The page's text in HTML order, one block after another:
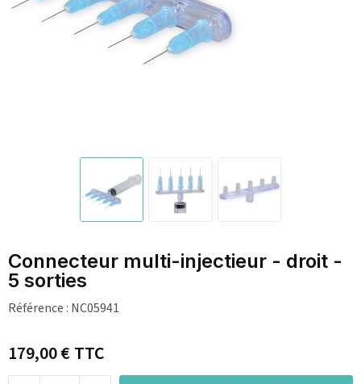
Connecteur multi-injectieur - droit -
5 sorties
Référence : NC05941
179,00 €TTC